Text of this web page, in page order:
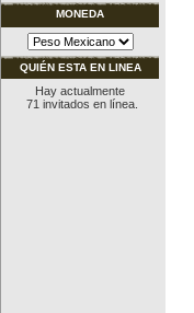
MONEDA
QUIÉN ESTA EN LINEA
Hay actualmente
71 invitados en línea.